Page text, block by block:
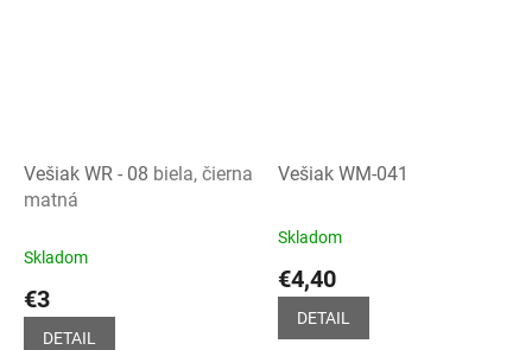
Vešiak WR - 08 biela, čierna
matná
Skladom
€3
DETAIL
Vešiak WM-041
Priemerné
produktu
Skladom
€4,40
DETAIL